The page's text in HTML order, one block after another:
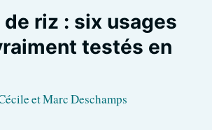
riz : six usages
testés en
et Marc Deschamps